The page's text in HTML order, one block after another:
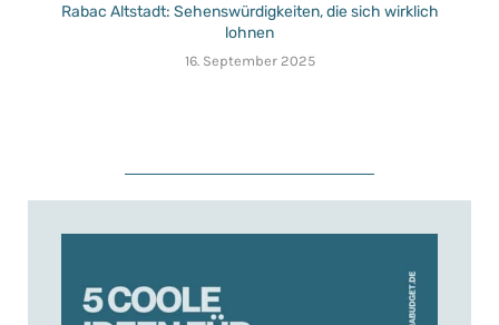
Rabac Altstadt: Sehenswürdigkeiten, die sich wirklich
lohnen
16. September 2025